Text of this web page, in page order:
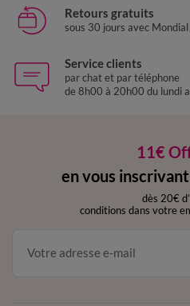
Retours gratuits
sous 30 jours avec
Service clients
par chat et par téléphone
de 8h00 à 20h00 du lundi
11€
en vous
dès 20€
conditions dans votre